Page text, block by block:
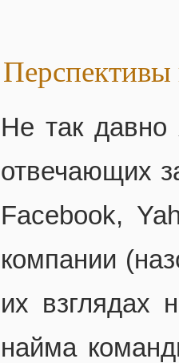
Не так давно
отвечающих
Facebook,
компании
их взглядах
найма